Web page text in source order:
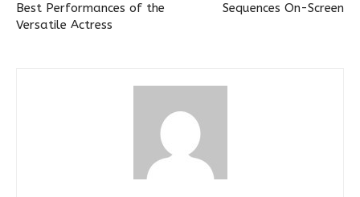
Best Performances of the
Versatile Actress
Sequences On-Screen